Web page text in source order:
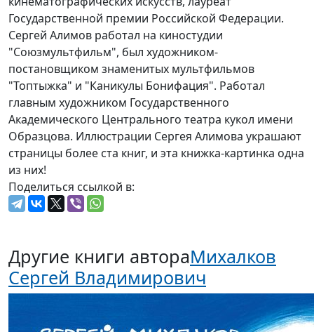
Государственной премии Российской Федерации.
Сергей Алимов работал на киностудии
"Союзмультфильм", был художником-
постановщиком знаменитых мультфильмов
"Топтыжка" и "Каникулы Бонифация". Работал
главным художником Государственного
Академического Центрального театра кукол имени
Образцова. Иллюстрации Сергея Алимова украшают
страницы более ста книг, и эта книжка-картинка одна
из них!
Поделиться ссылкой в:
Другие книги автораМихалков
Сергей Владимирович